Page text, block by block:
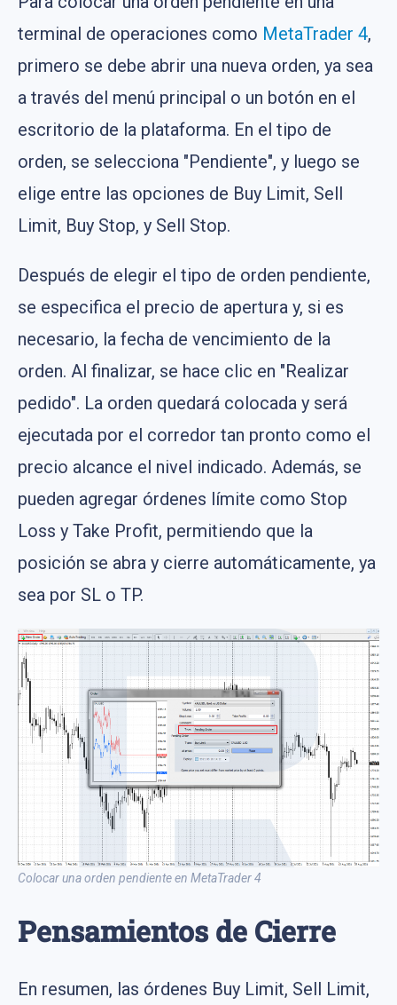
terminal de operaciones como MetaTrader 4,
primero se debe abrir una nueva orden, ya sea
a través del menú principal o un botón en el
escritorio de la plataforma. En el tipo de
orden, se selecciona "Pendiente", y luego se
elige entre las opciones de Buy Limit, Sell
Limit, Buy Stop, y Sell Stop.
Después de elegir el tipo de orden pendiente,
se especifica el precio de apertura y, si es
necesario, la fecha de vencimiento de la
orden. Al finalizar, se hace clic en "Realizar
pedido". La orden quedará colocada y será
ejecutada por el corredor tan pronto como el
precio alcance el nivel indicado. Además, se
pueden agregar órdenes límite como Stop
Loss y Take Profit, permitiendo que la
posición se abra y cierre automáticamente, ya
sea por SL o TP​​.
Colocar una orden pendiente en MetaTrader 4
Pensamientos de Cierre
En resumen, las órdenes Buy Limit, Sell Limit,